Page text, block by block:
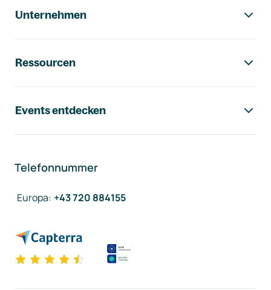
Unternehmen
Ressourcen
Events entdecken
Telefonnummer
Europa: +43 720 884155